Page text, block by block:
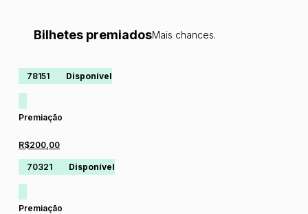
Bilhetes premiadosMais chances.
78151 Disponível
Premiação
R$200,00
70321 Disponível
Premiação